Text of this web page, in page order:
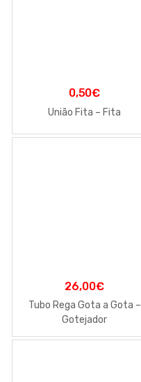
0,50€
União Fita – Fita
26,00€
Tubo Rega Gota a Gota –
Gotejador